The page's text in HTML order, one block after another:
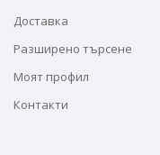
Доставка
Разширено търсене
Моят профил
Контакти